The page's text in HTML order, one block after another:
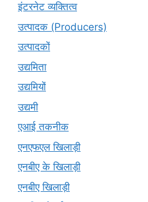
इंटरनेट व्यक्तित्व
उत्पादक (Producers)
उत्पादकों
उद्यमिता
उद्यमियों
उद्यमी
एआई तकनीक
एनएफएल खिलाड़ी
एनबीए के खिलाड़ी
एनबीए खिलाड़ी